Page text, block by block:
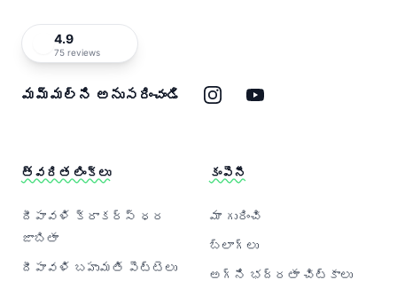
4.9
75 reviews
మమ్మల్ని అనుసరించండి ఇన్‌స్టాగ్రామ్
యూట్యూబ్
త్వరిత లింక్‌లు
దీపావళి క్రాకర్‌స్ ధర
జాబితా
దీపావళి బహుమతి పెట్టెలు
కంపెనీ
మా గురించి
బ్లాగ్‌లు
అగ్ని భద్రతా చిట్కాలు